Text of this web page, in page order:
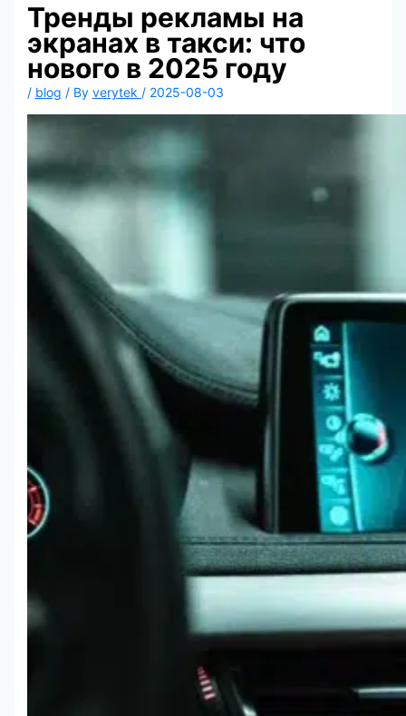
Тренды рекламы на
экранах в такси: что
нового в 2025 году
/ blog / By verytek / 2025-08-03